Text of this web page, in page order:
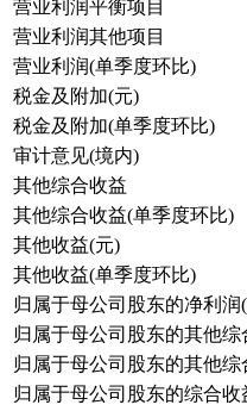
营业利润平衡项目
营业利润其他项目
营业利润(单季度环比)
税金及附加(元)
税金及附加(单季度环比)
审计意见(境内)
其他综合收益
其他综合收益(单季度环比)
其他收益(元)
其他收益(单季度环比)
归属于母公司股东的净利润
归属于母公司股东的其他综
归属于母公司股东的其他
归属于母公司股东的综合收